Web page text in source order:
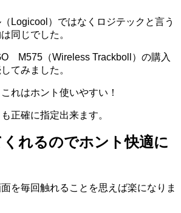
Logicool）ではなくロジテックと言う
同じでした。
M575（Wireless Trackboll）の購入
てみました。
れはホント使いやすい！
正確に指定出来ます。
れるのでホント快適に
を毎回触れることを思えば楽になりま